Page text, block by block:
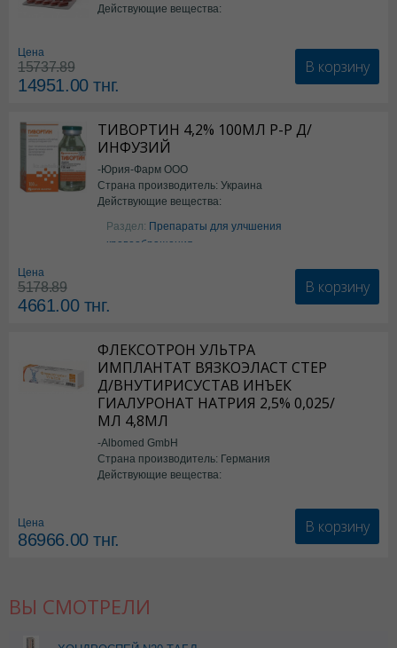
Действующие вещества:
Цена
15737.89
14951.00тнг.
В корзину
ТИВОРТИН 4,2% 100МЛ Р-Р Д/
ИНФУЗИЙ
-Юрия-Фарм ООО
Страна производитель: Украина
Действующие вещества:
Аргинин
Раздел: Препараты для улчшения
кровообращения
Цена
5178.89
4661.00тнг.
В корзину
ФЛЕКСОТРОН УЛЬТРА
ИМПЛАНТАТ ВЯЗКОЭЛАСТ СТЕР
Д/ВНУТИРИСУСТАВ ИНЪЕК
ГИАЛУРОНАТ НАТРИЯ 2,5% 0,025/
МЛ 4,8МЛ
-Albomed GmbH
Страна производитель: Германия
Действующие вещества:
Цена
86966.00тнг.
В корзину
ВЫ СМОТРЕЛИ